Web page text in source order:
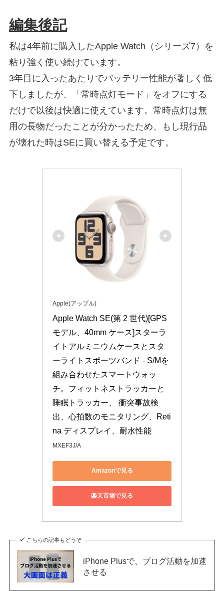
編集後記
私は4年前に購入したApple Watch（シリーズ7）を
粘り強く使い続けています。
3年目に入ったあたりでバッテリー性能が著しく低
下しましたが、「常時点灯モード」をオフにする
だけで以後は快適に使えています。常時点灯は無
用の長物だったことが分かったため、もし現行品
が壊れた時はSEに買い替える予定です。
Apple(アップル)
Apple Watch SE(第 2 世代)[GPS
モデル、40mm ケース]スターラ
イトアルミニウムケースとスタ
ーライトスポーツバンド - S/Mを
組み合わせたスマートウォッ
チ。フィットネストラッカーと
睡眠トラッカー、 衝突事故検
出、心拍数のモニタリング、Reti
na ディスプレイ、耐水性能
MXEF3J/A
Amazonで見る
楽天市場で見る
こちらの記事もどうぞ
iPhone Plusで、ブログ活動を加速
させる